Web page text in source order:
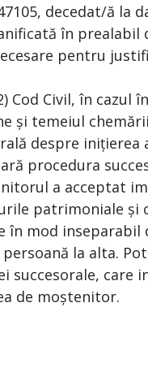
decedat/ă la
în prealabil
pentru
Cod Civil, în cazul
și temeiul
despre
procedura
a acceptat
patrimoniale și
mod inseparabil
la alta.
care
de moștenitor.